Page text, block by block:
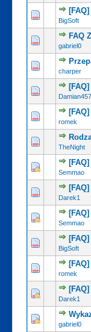
BigSoft
FAQ
gabriel0
charper
romek
TheNight
Semmao
Darek1
Semmao
BigSoft
romek
Darek1
gabriel0